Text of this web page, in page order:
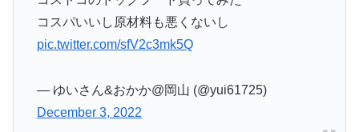
コスパいいし原材料も悪くないし
pic.twitter.com/sfV2c3mk5Q
— ゆいさん&おかか@岡山 (@yui61725)
December 3, 2022